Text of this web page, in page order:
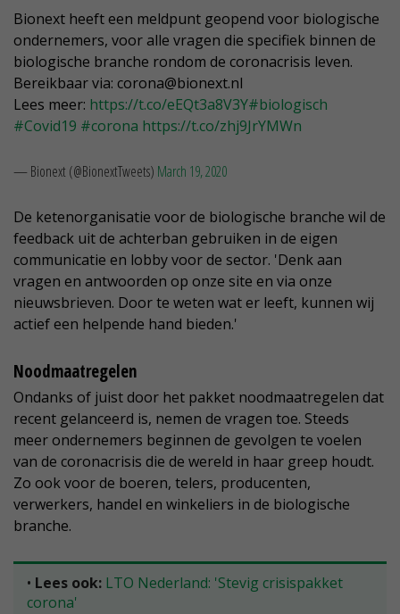
Bionext heeft een meldpunt geopend voor biologische
ondernemers, voor alle vragen die specifiek binnen de
biologische branche rondom de coronacrisis leven.
Bereikbaar via: corona@bionext.nl
Lees meer: https://t.co/eEQt3a8V3Y#biologisch
#Covid19 #corona https://t.co/zhj9JrYMWn
— Bionext (@BionextTweets) March 19, 2020
De ketenorganisatie voor de biologische branche wil de
feedback uit de achterban gebruiken in de eigen
communicatie en lobby voor de sector. 'Denk aan
vragen en antwoorden op onze site en via onze
nieuwsbrieven. Door te weten wat er leeft, kunnen wij
actief een helpende hand bieden.'
Noodmaatregelen
Ondanks of juist door het pakket noodmaatregelen dat
recent gelanceerd is, nemen de vragen toe. Steeds
meer ondernemers beginnen de gevolgen te voelen
van de coronacrisis die de wereld in haar greep houdt.
Zo ook voor de boeren, telers, producenten,
verwerkers, handel en winkeliers in de biologische
branche.
• Lees ook: LTO Nederland: 'Stevig crisispakket
corona'